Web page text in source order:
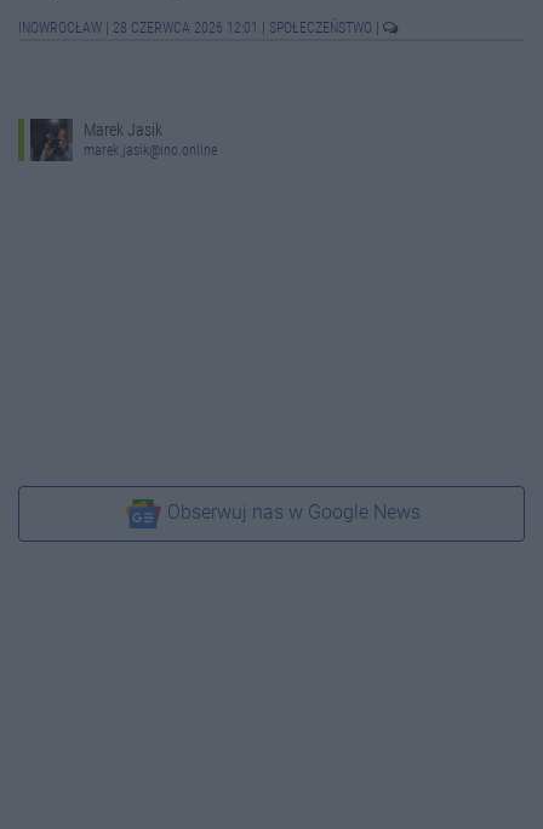
INOWROCŁAW 28 CZERWCA 2026 12:01 SPOŁECZEŃSTWO
Marek Jasik
marek.jasik@ino.online
Obserwuj nas w Google News